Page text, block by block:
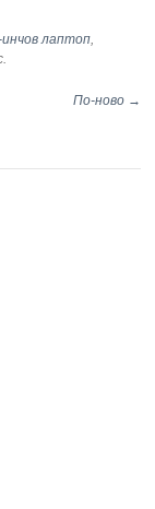
инчов лаптоп
По-ново →